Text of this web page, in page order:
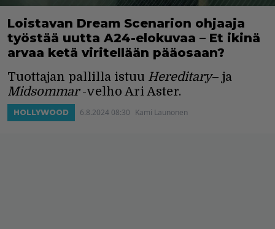
Loistavan Dream Scenarion ohjaaja
työstää uutta A24-elokuvaa – Et ikinä
arvaa ketä viritellään pääosaan?
Tuottajan pallilla istuu Hereditary– ja
Midsommar-velho Ari Aster.
HOLLYWOOD 6.8.2024 08:30 Kami Launonen